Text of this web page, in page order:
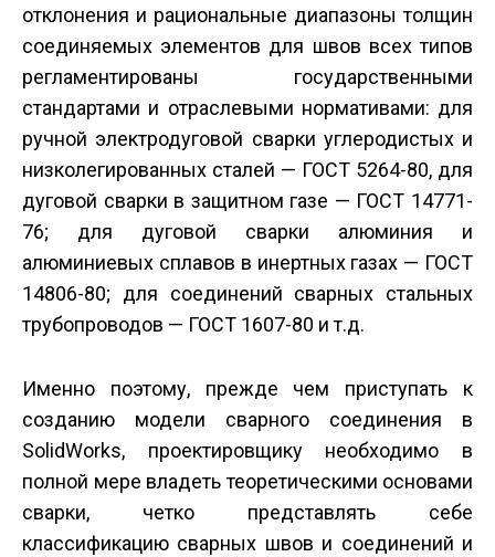
отклонения и рациональные диапазоны толщин
соединяемых элементов для швов всех типов
регламентированы государственными
стандартами и отраслевыми нормативами: для
ручной электродуговой сварки углеродистых и
низколегированных сталей — ГОСТ 5264-80, для
дуговой сварки в защитном газе — ГОСТ 14771-
76; для дуговой сварки алюминия и
алюминиевых сплавов в инертных газах — ГОСТ
14806-80; для соединений сварных стальных
трубопроводов — ГОСТ 1607-80 и т.д.
Именно поэтому, прежде чем приступать к
созданию модели сварного соединения в
SolidWorks, проектировщику необходимо в
полной мере владеть теоретическими основами
сварки, четко представлять себе
классификацию сварных швов и соединений и